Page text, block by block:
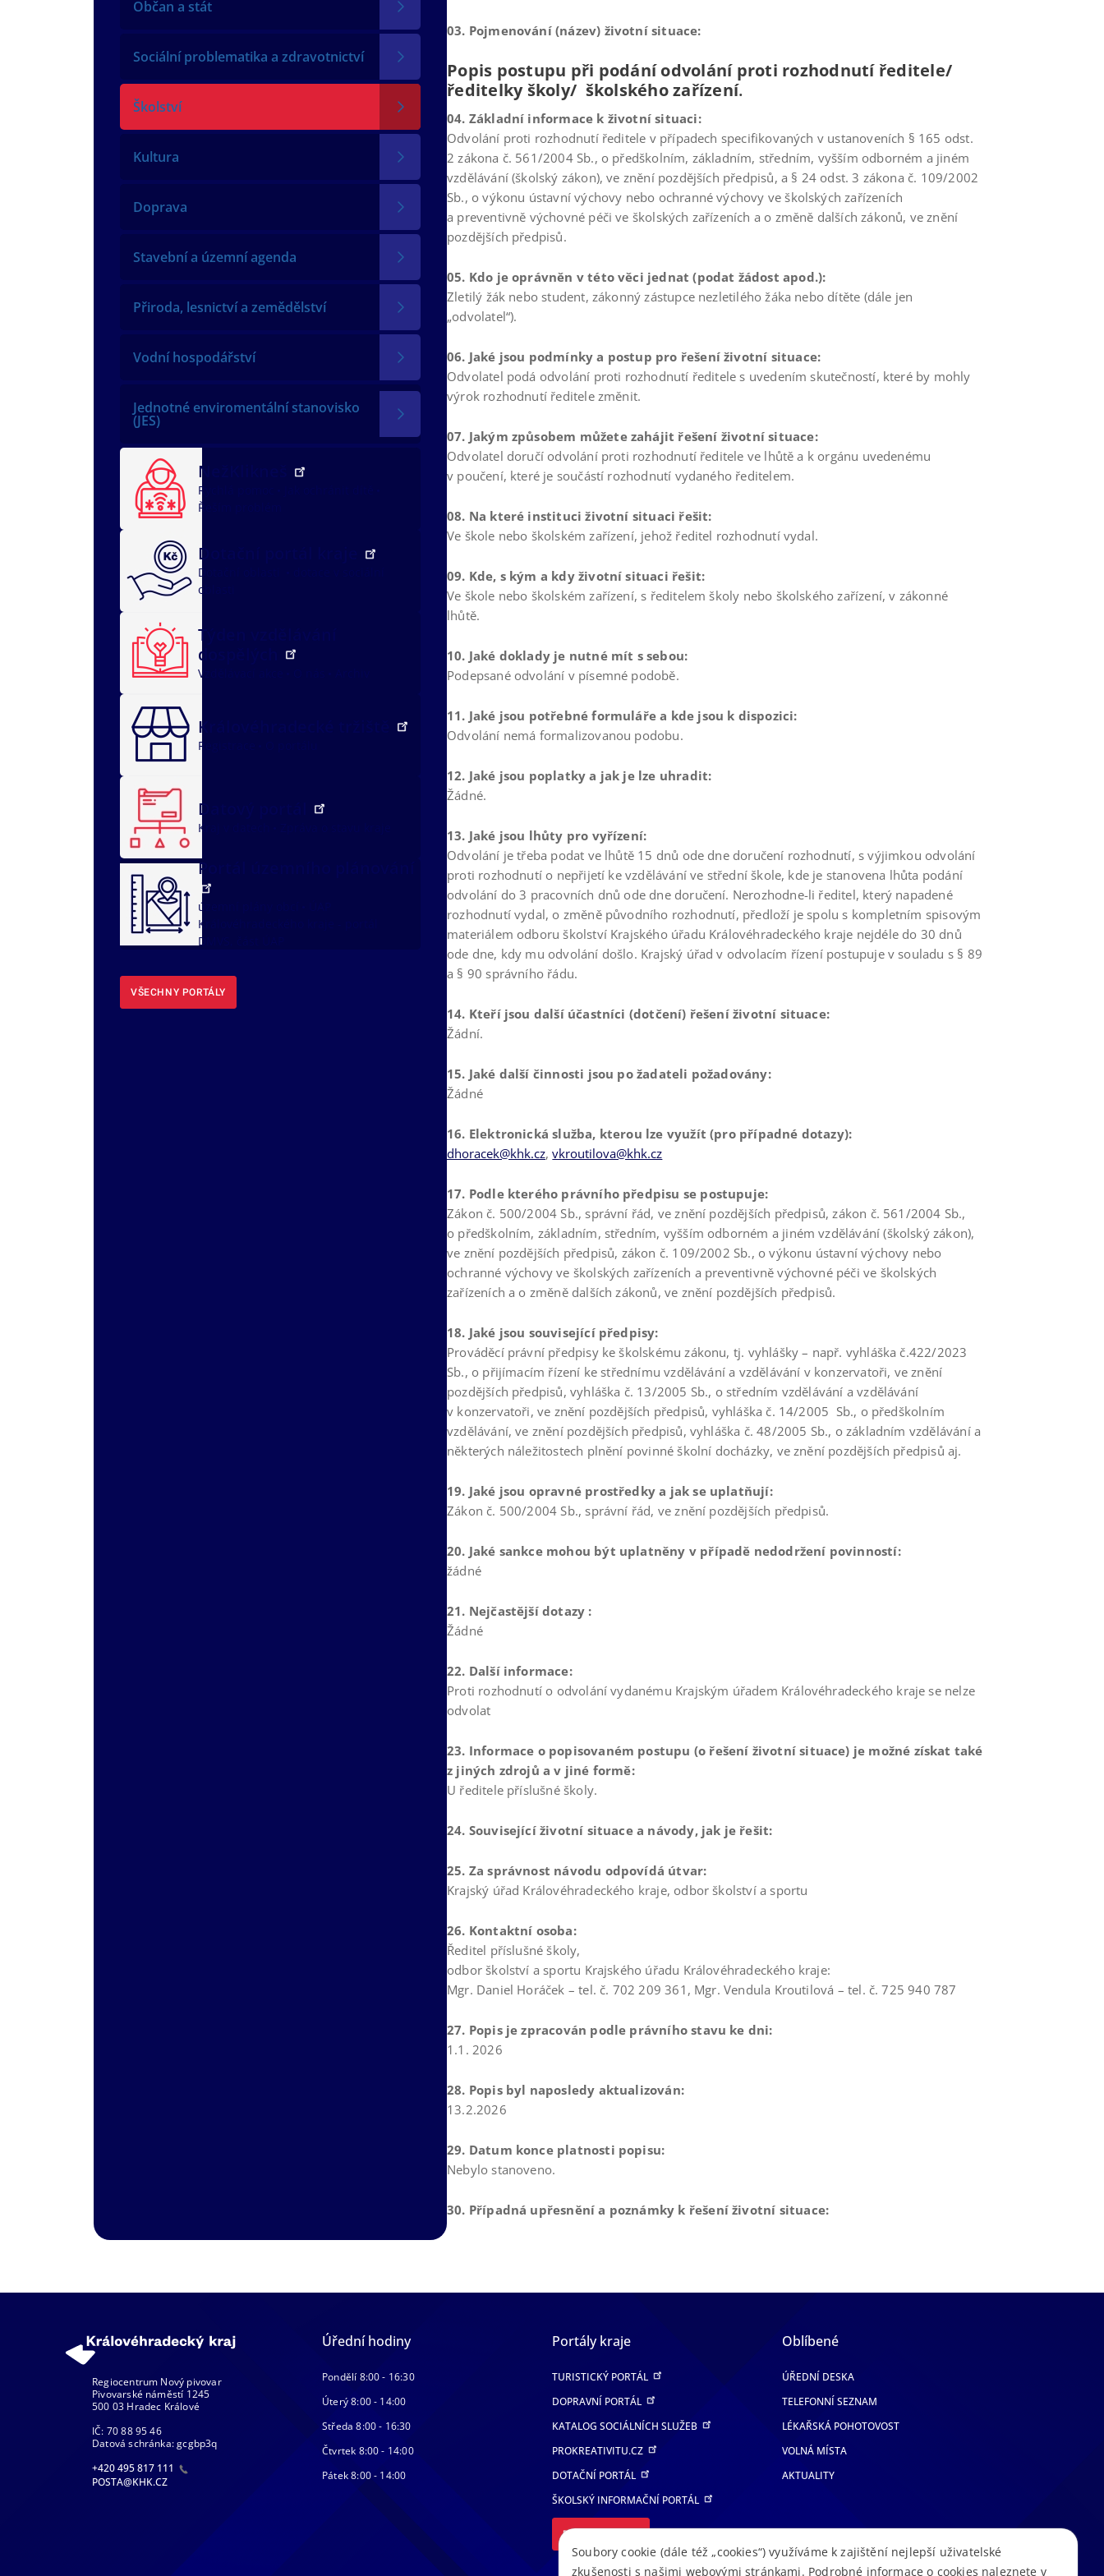
Občan a stát
Sociální problematika a zdravotnictví
Školství
Kultura
Doprava
Stavební a územní agenda
Přiroda, lesnictví a zemědělství
Vodní hospodářství
Jednotné enviromentální stanovisko
(JES)
NežKlikneš
Rychlá pomoc
Řeším problém
Dotační portál kraje
Dotační oblasti
oblasti
Týden vzdělávání
dospělých
Vzdělávací akce
Královéhradecké tržiště
Registrace
Datový portál
Kraj v datech
Portál územního plánování
územní plány obcí
Královéhradeckého kraje - portál
DMVS, část ÚAP
VŠECHNY PORTÁLY
03. Pojmenování (název) životní situace:
Popis postupu při podání odvolání proti rozhodnutí ředitele/
ředitelky školy/ školského zařízení.
04. Základní informace k životní situaci:
Odvolání proti rozhodnutí ředitele v případech specifikovaných v ustanoveních § 165 odst.
2 zákona č. 561/2004 Sb., o předškolním, základním, středním, vyšším odborném a jiném
vzdělávání (školský zákon), ve znění pozdějších předpisů, a § 24 odst. 3 zákona č. 109/2002
Sb., o výkonu ústavní výchovy nebo ochranné výchovy ve školských zařízeních
a preventivně výchovné péči ve školských zařízeních a o změně dalších zákonů, ve znění
pozdějších předpisů.
05. Kdo je oprávněn v této věci jednat (podat žádost apod.):
Zletilý žák nebo student, zákonný zástupce nezletilého žáka nebo dítěte (dále jen
„odvolatel“).
06. Jaké jsou podmínky a postup pro řešení životní situace:
Odvolatel podá odvolání proti rozhodnutí ředitele s uvedením skutečností, které by mohly
výrok rozhodnutí ředitele změnit.
07. Jakým způsobem můžete zahájit řešení životní situace:
Odvolatel doručí odvolání proti rozhodnutí ředitele ve lhůtě a k orgánu uvedenému
v poučení, které je součástí rozhodnutí vydaného ředitelem.
08. Na které instituci životní situaci řešit:
Ve škole nebo školském zařízení, jehož ředitel rozhodnutí vydal.
09. Kde, s kým a kdy životní situaci řešit:
Ve škole nebo školském zařízení, s ředitelem školy nebo školského zařízení, v zákonné
lhůtě.
10. Jaké doklady je nutné mít s sebou:
Podepsané odvolání v písemné podobě.
11. Jaké jsou potřebné formuláře a kde jsou k dispozici:
Odvolání nemá formalizovanou podobu.
12. Jaké jsou poplatky a jak je lze uhradit:
Žádné.
13. Jaké jsou lhůty pro vyřízení:
Odvolání je třeba podat ve lhůtě 15 dnů ode dne doručení rozhodnutí, s výjimkou odvolání
proti rozhodnutí o nepřijetí ke vzdělávání ve střední škole, kde je stanovena lhůta podání
odvolání do 3 pracovních dnů ode dne doručení. Nerozhodne-li ředitel, který napadené
rozhodnutí vydal, o změně původního rozhodnutí, předloží je spolu s kompletním spisovým
materiálem odboru školství Krajského úřadu Královéhradeckého kraje nejdéle do 30 dnů
ode dne, kdy mu odvolání došlo. Krajský úřad v odvolacím řízení postupuje v souladu s § 89
a § 90 správního řádu.
14. Kteří jsou další účastníci (dotčení) řešení životní situace:
Žádní.
15. Jaké další činnosti jsou po žadateli požadovány:
Žádné
16. Elektronická služba, kterou lze využít (pro případné dotazy):
dhoracek@khk.cz,vkroutilova@khk.cz
17. Podle kterého právního předpisu se postupuje:
Zákon č. 500/2004 Sb., správní řád, ve znění pozdějších předpisů, zákon č. 561/2004 Sb.,
o předškolním, základním, středním, vyšším odborném a jiném vzdělávání (školský zákon),
ve znění pozdějších předpisů, zákon č. 109/2002 Sb., o výkonu ústavní výchovy nebo
ochranné výchovy ve školských zařízeních a preventivně výchovné péči ve školských
zařízeních a o změně dalších zákonů, ve znění pozdějších předpisů.
18. Jaké jsou související předpisy:
Prováděcí právní předpisy ke školskému zákonu, tj. vyhlášky – např. vyhláška č.422/2023
Sb., o přijímacím řízení ke střednímu vzdělávání a vzdělávání v konzervatoři, ve znění
pozdějších předpisů, vyhláška č. 13/2005 Sb., o středním vzdělávání a vzdělávání
v konzervatoři, ve znění pozdějších předpisů, vyhláška č. 14/2005 Sb., o předškolním
vzdělávání, ve znění pozdějších předpisů, vyhláška č. 48/2005 Sb., o základním vzdělávání a
některých náležitostech plnění povinné školní docházky, ve znění pozdějších předpisů aj.
19. Jaké jsou opravné prostředky a jak se uplatňují:
Zákon č. 500/2004 Sb., správní řád, ve znění pozdějších předpisů.
20. Jaké sankce mohou být uplatněny v případě nedodržení povinností:
žádné
21. Nejčastější dotazy :
Žádné
22. Další informace:
Proti rozhodnutí o odvolání vydanému Krajským úřadem Královéhradeckého kraje se nelze
odvolat
23. Informace o popisovaném postupu (o řešení životní situace) je možné získat také
z jiných zdrojů a v jiné formě:
U ředitele příslušné školy.
24. Související životní situace a návody, jak je řešit:
25. Za správnost návodu odpovídá útvar:
Krajský úřad Královéhradeckého kraje, odbor školství a sportu
26. Kontaktní osoba:
Ředitel příslušné školy,
odbor školství a sportu Krajského úřadu Královéhradeckého kraje:
Mgr. Daniel Horáček – tel. č. 702 209 361, Mgr. Vendula Kroutilová – tel. č. 725 940 787
27. Popis je zpracován podle právního stavu ke dni:
1.1. 2026
28. Popis byl naposledy aktualizován:
13.2.2026
29. Datum konce platnosti popisu:
Nebylo stanoveno.
30. Případná upřesnění a poznámky k řešení životní situace:
Regiocentrum Nový pivovar
Pivovarské náměstí 1245
500 03 Hradec Králové
IČ: 70 88 95 46
Datová schránka: gcgbp3q
+420 495 817 111
POSTA@KHK.CZ
Úřední hodiny
Pondělí 8:00 - 16:30
Úterý 8:00 - 14:00
Středa 8:00 - 16:30
Čtvrtek 8:00 - 14:00
Pátek 8:00 - 14:00
Portály kraje
TURISTICKÝ PORTÁL
DOPRAVNÍ PORTÁL
KATALOG SOCIÁLNÍCH SLUŽEB
PROKREATIVITU.CZ
DOTAČNÍ PORTÁL
ŠKOLSKÝ INFORMAČNÍ PORTÁL
DALŠÍ PORTÁLY
Oblíbené
ÚŘEDNÍ DESKA
TELEFONNÍ SEZNAM
LÉKAŘSKÁ POHOTOVOST
VOLNÁ MÍSTA
AKTUALITY
Soubory cookie (dále též „cookies“) využíváme k zajištění nejlepší uživatelské
zkušenosti s našimi webovými stránkami. Podrobné informace o cookies naleznete v